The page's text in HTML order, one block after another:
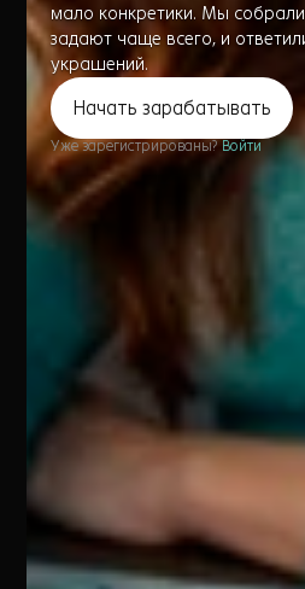
мало конкретики. Мы
задают чаще всего, и
украшений.
Начать зарабатывать
Уже зарегистрированы? Войти